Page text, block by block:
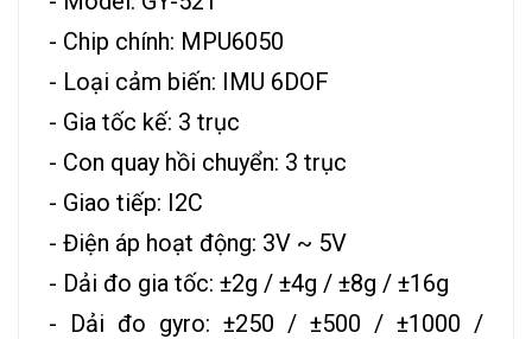
- Chip chính: MPU6050
- Loại cảm biến: IMU 6DOF
- Gia tốc kế: 3 trục
- Con quay hồi chuyển: 3 trục
- Giao tiếp: I2C
- Điện áp hoạt động: 3V ~ 5V
- Dải đo gia tốc: ±2g / ±4g / ±8g / ±16g
- Dải đo gyro: ±250 / ±500 / ±1000 /